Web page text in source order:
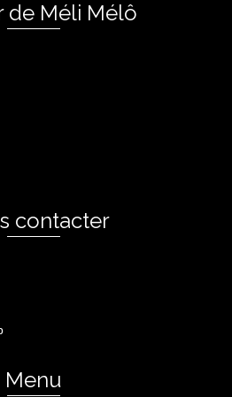
de Méli Mélô
contacter
Menu